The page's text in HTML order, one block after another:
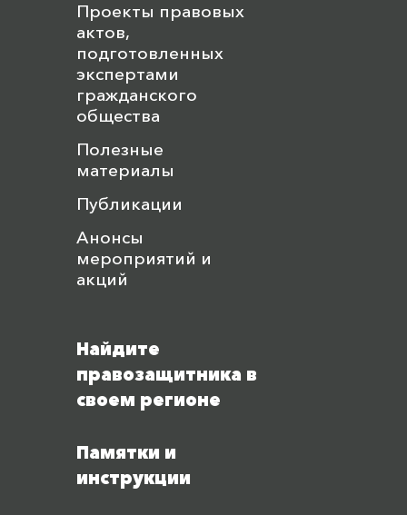
Проекты правовых
актов,
подготовленных
экспертами
гражданского
общества
Полезные
материалы
Публикации
Анонсы
мероприятий и
акций
Найдите
правозащитника в
своем регионе
Памятки и
инструкции